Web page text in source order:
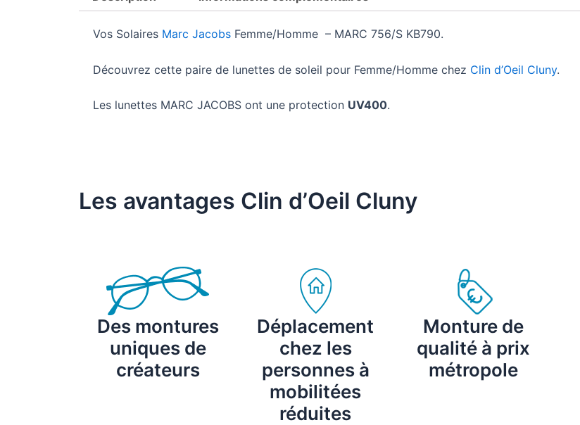
Vos Solaires Marc Jacobs Femme/Homme – MARC 756/S KB790.
Découvrez cette paire de lunettes de soleil pour Femme/Homme chez Clin d’Oeil Cluny.
Les lunettes MARC JACOBS ont une protection UV400.
Les avantages Clin d’Oeil Cluny
Des montures
uniques de
créateurs
Déplacement
chez les
personnes à
mobilitées
réduites
Monture de
qualité à prix
métropole